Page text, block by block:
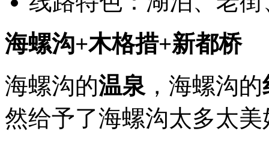
海螺沟+木格措+新都桥
海螺沟的温泉 ，海螺沟的
然给予了海螺沟太多太